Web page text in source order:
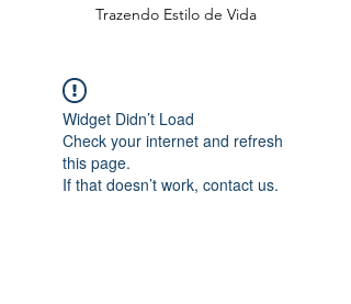
Trazendo Estilo de Vida
Widget Didn’t Load
Check your internet and refresh
this page.
If that doesn’t work, contact us.